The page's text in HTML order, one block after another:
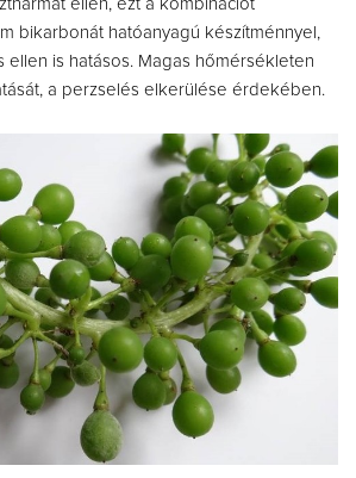
ellen, ezt a kombinációt
bikarbonát hatóanyagú készítménnyel,
ellen is hatásos. Magas hőmérsékleten
a perzselés elkerülése érdekében.